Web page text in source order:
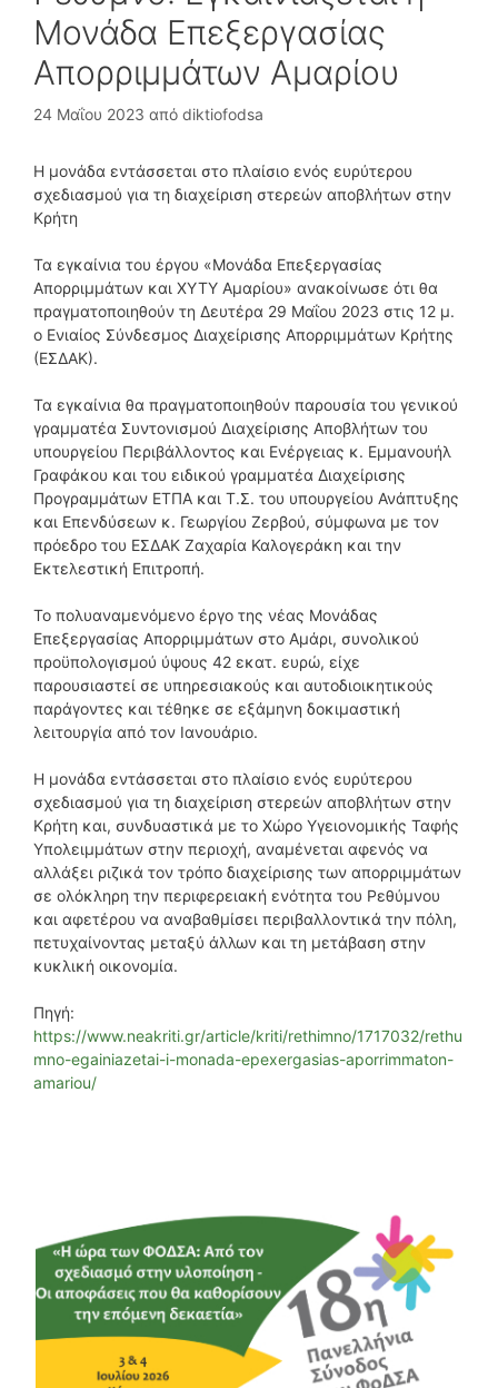
Μονάδα Επεξεργασίας
Απορριμμάτων Αμαρίου
24 Μαΐου 2023 από diktiofodsa
Η μονάδα εντάσσεται στο πλαίσιο ενός ευρύτερου
σχεδιασμού για τη διαχείριση στερεών αποβλήτων στην
Κρήτη
Τα εγκαίνια του έργου «Μονάδα Επεξεργασίας
Απορριμμάτων και ΧΥΤΥ Αμαρίου» ανακοίνωσε ότι θα
πραγματοποιηθούν τη Δευτέρα 29 Μαΐου 2023 στις 12 μ.
ο Ενιαίος Σύνδεσμος Διαχείρισης Απορριμμάτων Κρήτης
(ΕΣΔΑΚ).
Τα εγκαίνια θα πραγματοποιηθούν παρουσία του γενικού
γραμματέα Συντονισμού Διαχείρισης Αποβλήτων του
υπουργείου Περιβάλλοντος και Ενέργειας κ. Εμμανουήλ
Γραφάκου και του ειδικού γραμματέα Διαχείρισης
Προγραμμάτων ΕΤΠΑ και Τ.Σ. του υπουργείου Ανάπτυξης
και Επενδύσεων κ. Γεωργίου Ζερβού, σύμφωνα με τον
πρόεδρο του ΕΣΔΑΚ Ζαχαρία Καλογεράκη και την
Εκτελεστική Επιτροπή.
Το πολυαναμενόμενο έργο της νέας Μονάδας
Επεξεργασίας Απορριμμάτων στο Αμάρι, συνολικού
προϋπολογισμού ύψους 42 εκατ. ευρώ, είχε
παρουσιαστεί σε υπηρεσιακούς και αυτοδιοικητικούς
παράγοντες και τέθηκε σε εξάμηνη δοκιμαστική
λειτουργία από τον Ιανουάριο.
Η μονάδα εντάσσεται στο πλαίσιο ενός ευρύτερου
σχεδιασμού για τη διαχείριση στερεών αποβλήτων στην
Κρήτη και, συνδυαστικά με το Χώρο Υγειονομικής Ταφής
Υπολειμμάτων στην περιοχή, αναμένεται αφενός να
αλλάξει ριζικά τον τρόπο διαχείρισης των απορριμμάτων
σε ολόκληρη την περιφερειακή ενότητα του Ρεθύμνου
και αφετέρου να αναβαθμίσει περιβαλλοντικά την πόλη,
πετυχαίνοντας μεταξύ άλλων και τη μετάβαση στην
κυκλική οικονομία.
Πηγή:
https://www.neakriti.gr/article/kriti/rethimno/1717032/rethu
mno-egainiazetai-i-monada-epexergasias-aporrimmaton-
amariou/